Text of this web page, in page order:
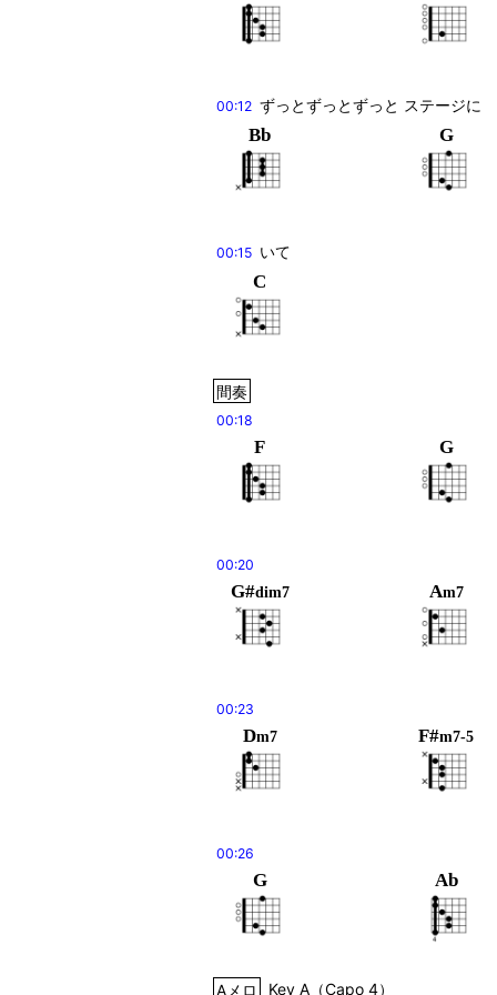
00:12 ずっとずっとずっと ステージに
Bb G
00:15 いて
C
間奏
00:18
F G
00:20
G#dim7 Am7
00:23
Dm7 F#m7-5
00:26
G Ab
Aメロ Key A（Capo 4）